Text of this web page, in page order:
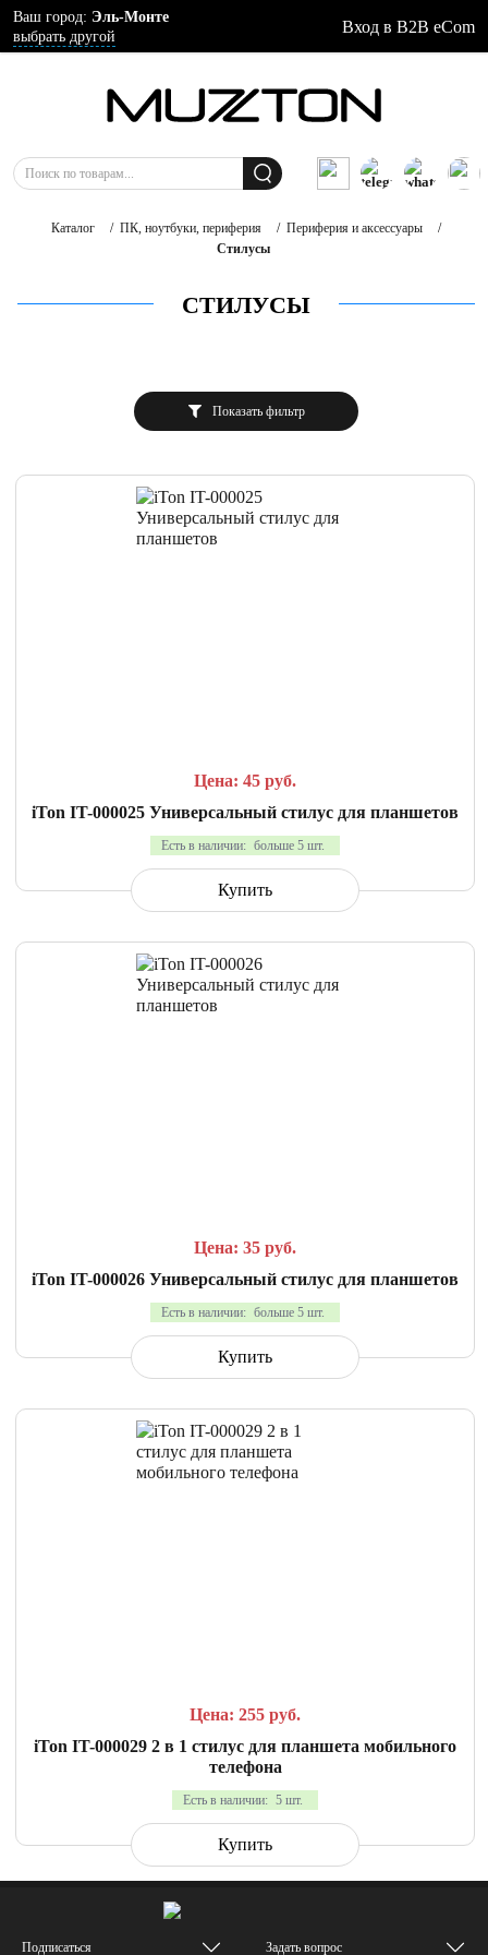
Ваш город: Эль-Монте
выбрать другой
Вход в B2B eCom
Каталог / ПК, ноутбуки, периферия / Периферия и аксессуары
/
Стилусы
СТИЛУСЫ
Показать фильтр
Цена: 45 руб.
iTon IT-000025 Универсальный стилус для планшетов
Есть в наличии: больше 5 шт.
Купить
Цена: 35 руб.
iTon IT-000026 Универсальный стилус для планшетов
Есть в наличии: больше 5 шт.
Купить
Цена: 255 руб.
iTon IT-000029 2 в 1 стилус для планшета мобильного
телефона
Есть в наличии: 5 шт.
Купить
Подписаться Задать вопрос